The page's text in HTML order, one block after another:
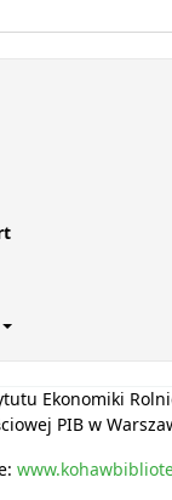
Ekonomiki
PIB w